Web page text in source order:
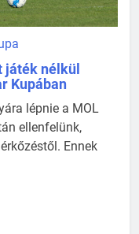
játék nélkül
Kupában
lépnie a MOL
ellenfelünk,
Ennek